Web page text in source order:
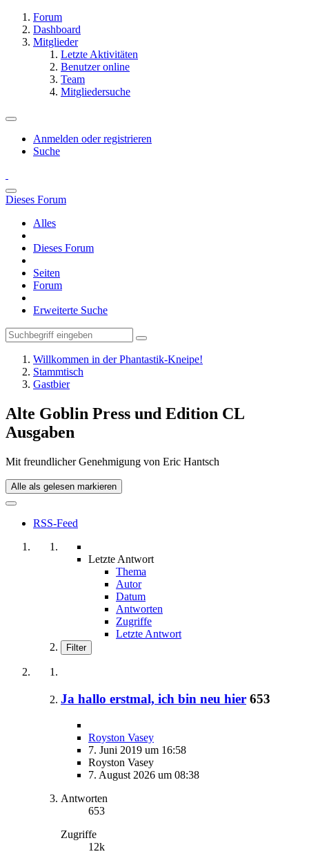
Forum
Dashboard
Mitglieder
Letzte Aktivitäten
Benutzer online
Team
Mitgliedersuche
Anmelden oder registrieren
Suche
Dieses Forum
Alles
Dieses Forum
Seiten
Forum
Erweiterte Suche
Willkommen in der Phantastik-Kneipe!
Stammtisch
Gastbier
Alte Goblin Press und Edition CL
Ausgaben
Mit freundlicher Genehmigung von Eric Hantsch
Alle als gelesen markieren
RSS-Feed
Letzte Antwort
Thema
Autor
Datum
Antworten
Zugriffe
Letzte Antwort
Filter
Ja hallo erstmal, ich bin neu hier 653
Royston Vasey
7. Juni 2019 um 16:58
Royston Vasey
7. August 2026 um 08:38
Antworten
653
Zugriffe
12k